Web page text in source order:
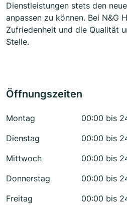
Dienstleistungen stets den
anpassen zu können. Bei N&G
Zufriedenheit und die Qualität
Stelle.
Öffnungszeiten
Montag
00:00 bis
Dienstag
00:00 bis
Mittwoch
00:00 bis
Donnerstag
00:00 bis
Freitag
00:00 bis